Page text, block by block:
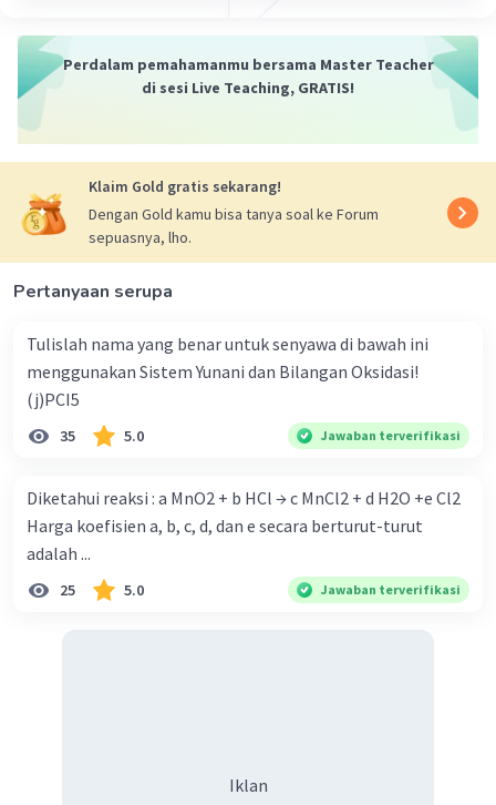
Perdalam pemahamanmu bersama Master Teacher
di sesi Live Teaching, GRATIS!
Klaim Gold gratis sekarang!
Dengan Gold kamu bisa tanya soal ke Forum
sepuasnya, lho.
Pertanyaan serupa
Tulislah nama yang benar untuk senyawa di bawah ini
menggunakan Sistem Yunani dan Bilangan Oksidasi!
(j)PCI5
35 5.0 Jawaban terverifikasi
Diketahui reaksi : a MnO2 + b HCl → c MnCl2 + d H2O +e Cl2
Harga koefisien a, b, c, d, dan e secara berturut-turut
adalah ...
25 5.0 Jawaban terverifikasi
Iklan